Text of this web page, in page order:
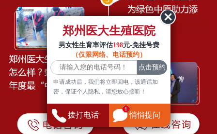
郑州医大生殖医院
男女性生育率评估198元-免挂号费
（仅限网络、电话预约）
申请成功后，我们将立即回电，该通话加
密，保证个人隐私，请您放心接听！
拨打电话 悄悄提问